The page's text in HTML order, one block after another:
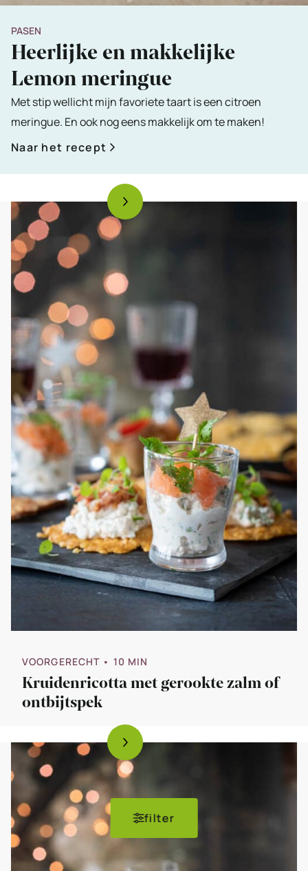
PASEN
Heerlijke en makkelijke
Lemon meringue
Met stip wellicht mijn favoriete taart is een citroen
meringue. En ook nog eens makkelijk om te maken!
Naar het recept
VOORGERECHT • 10 MIN
Kruidenricotta met gerookte zalm of
ontbijtspek
filter